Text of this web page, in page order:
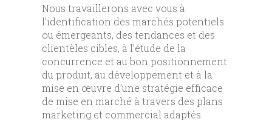
Nous travaillerons avec vous à
l’identification des marchés potentiels
ou émergeants, des tendances et des
clientèles cibles, à l’étude de la
concurrence et au bon positionnement
du produit, au développement et à la
mise en œuvre d’une stratégie efficace
de mise en marché à travers des plans
marketing et commercial adaptés.